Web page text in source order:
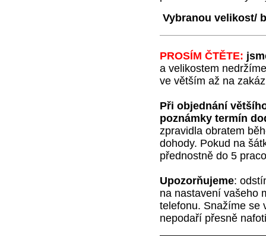
Vybranou velikost/
PROSÍM ČTĚTE:
a velikostem
ve větším až na
Při objednání
poznámky termín
zpravidla obratem
dohody. Pokud na
přednostně do 5
Upozorňujeme:
na nastavení vašeho
telefonu. Snažíme se
nepodaří přesně